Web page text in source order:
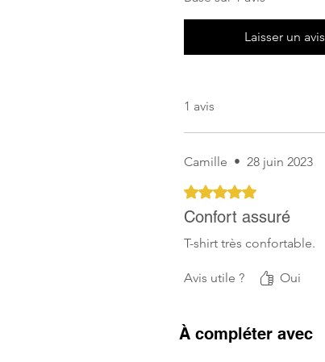
Laisser un avis
1 avis
Camille • 28 juin 2023
Noté 5 sur 5.
Confort assuré
T-shirt très confortable.
Avis utile ? Oui
À compléter avec